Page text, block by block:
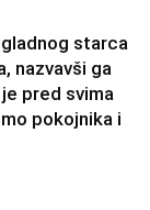
starca
nazvavši ga
pred svima
pokojnika i